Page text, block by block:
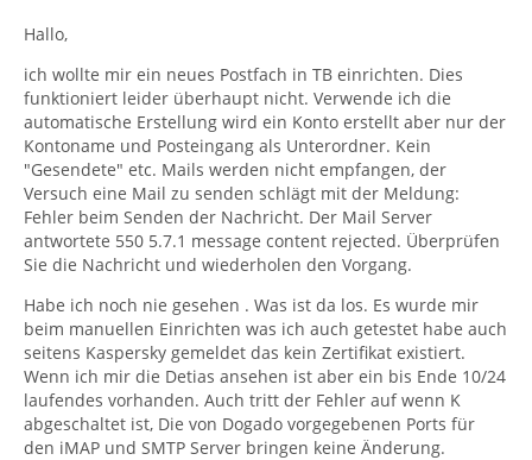
Hallo,
ich wollte mir ein neues Postfach in TB einrichten. Dies
funktioniert leider überhaupt nicht. Verwende ich die
automatische Erstellung wird ein Konto erstellt aber nur der
Kontoname und Posteingang als Unterordner. Kein
"Gesendete" etc. Mails werden nicht empfangen, der
Versuch eine Mail zu senden schlägt mit der Meldung:
Fehler beim Senden der Nachricht. Der Mail Server
antwortete 550 5.7.1 message content rejected. Überprüfen
Sie die Nachricht und wiederholen den Vorgang.
Habe ich noch nie gesehen . Was ist da los. Es wurde mir
beim manuellen Einrichten was ich auch getestet habe auch
seitens Kaspersky gemeldet das kein Zertifikat existiert.
Wenn ich mir die Detias ansehen ist aber ein bis Ende 10/24
laufendes vorhanden. Auch tritt der Fehler auf wenn K
abgeschaltet ist, Die von Dogado vorgegebenen Ports für
den iMAP und SMTP Server bringen keine Änderung.